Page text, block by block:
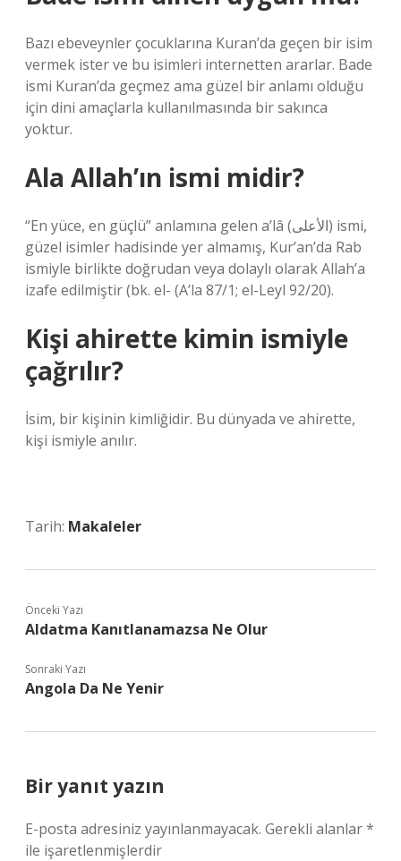
Bazı ebeveynler çocuklarına Kuran’da geçen bir isim
vermek ister ve bu isimleri internetten ararlar. Bade
ismi Kuran’da geçmez ama güzel bir anlamı olduğu
için dini amaçlarla kullanılmasında bir sakınca
yoktur.
Ala Allah’ın ismi midir?
“En yüce, en güçlü” anlamına gelen a’lâ (الأعلى) ismi,
güzel isimler hadisinde yer almamış, Kur’an’da Rab
ismiyle birlikte doğrudan veya dolaylı olarak Allah’a
izafe edilmiştir (bk. el- (A’la 87/1; el-Leyl 92/20).
Kişi ahirette kimin ismiyle
çağrılır?
İsim, bir kişinin kimliğidir. Bu dünyada ve ahirette,
kişi ismiyle anılır.
Tarih: Makaleler
Önceki Yazı
Aldatma Kanıtlanamazsa Ne Olur
Sonraki Yazı
Angola Da Ne Yenir
Bir yanıt yazın
E-posta adresiniz yayınlanmayacak. Gerekli alanlar*
ile işaretlenmişlerdir